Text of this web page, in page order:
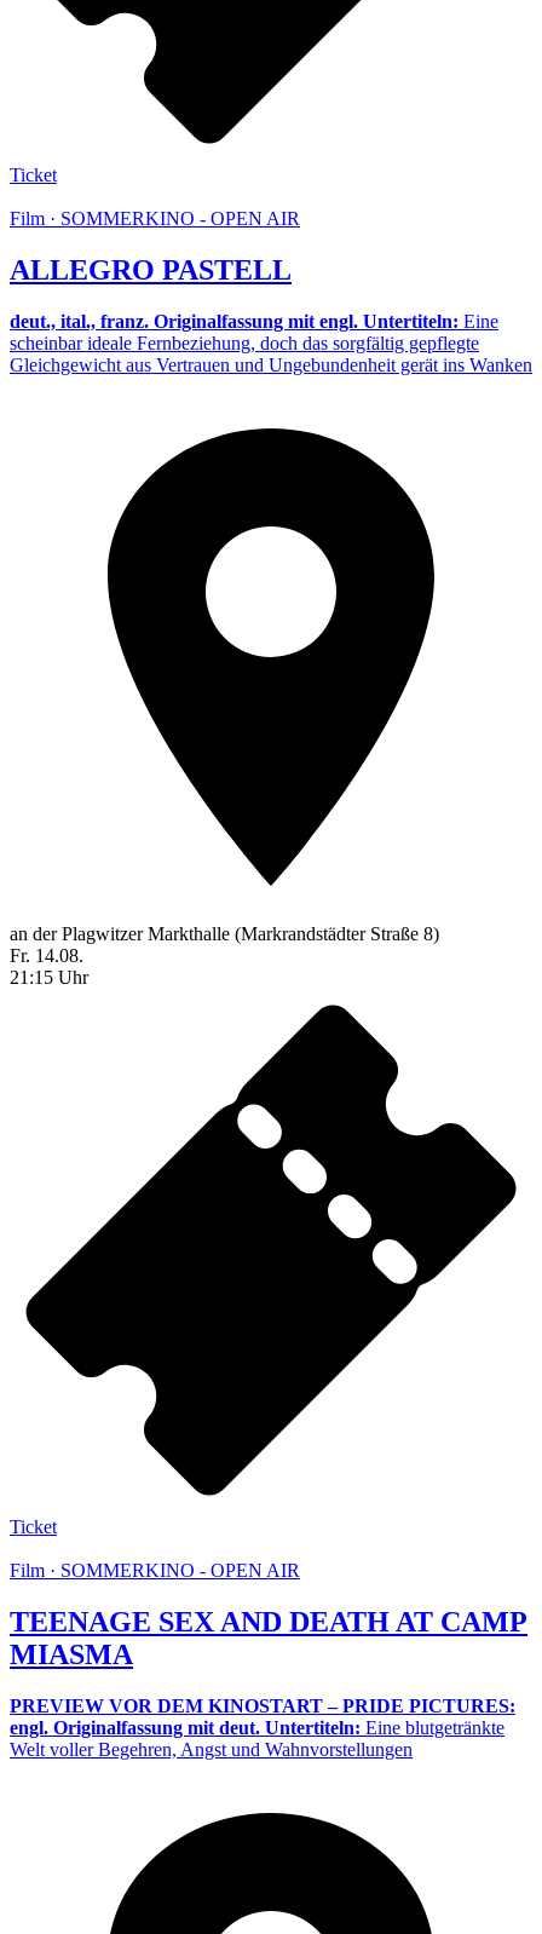
Ticket
Film · SOMMERKINO - OPEN AIR
ALLEGRO PASTELL
deut., ital., franz. Originalfassung mit engl. Untertiteln: Eine
scheinbar ideale Fernbeziehung, doch das sorgfältig gepflegte
Gleichgewicht aus Vertrauen und Ungebundenheit gerät ins Wanken
an der Plagwitzer Markthalle (Markrandstädter Straße 8)
Fr. 14.08.
21:15 Uhr
Ticket
Film · SOMMERKINO - OPEN AIR
TEENAGE SEX AND DEATH AT CAMP
MIASMA
PREVIEW VOR DEM KINOSTART – PRIDE PICTURES:
engl. Originalfassung mit deut. Untertiteln: Eine blutgetränkte
Welt voller Begehren, Angst und Wahnvorstellungen